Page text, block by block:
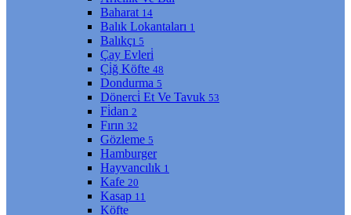
Baharat 14
Balık Lokantaları 1
Balıkçı 5
Çay Evleri̇
Çi̇ğ Köfte 48
Dondurma 5
Dönerci̇ Et Ve Tavuk 53
Fi̇dan 2
Fırın 32
Gözleme 5
Hamburger
Hayvancılık 1
Kafe 20
Kasap 11
Köfte